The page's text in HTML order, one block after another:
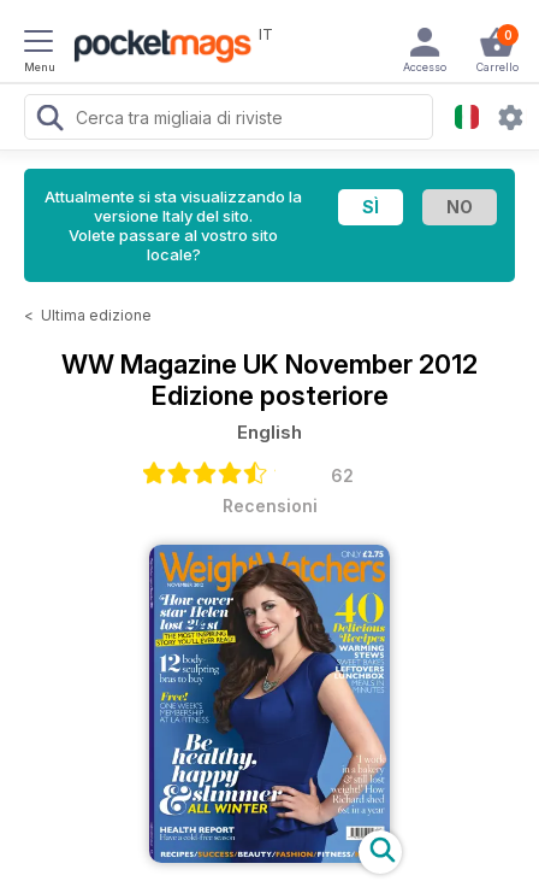
Menu
IT 0
Carrello
Accesso
Attualmente si sta visualizzando la
versione Italy del sito.
Volete passare al vostro sito
locale?
< Ultima edizione
WW Magazine UK November 2012
Edizione posteriore
English
62
Recensioni